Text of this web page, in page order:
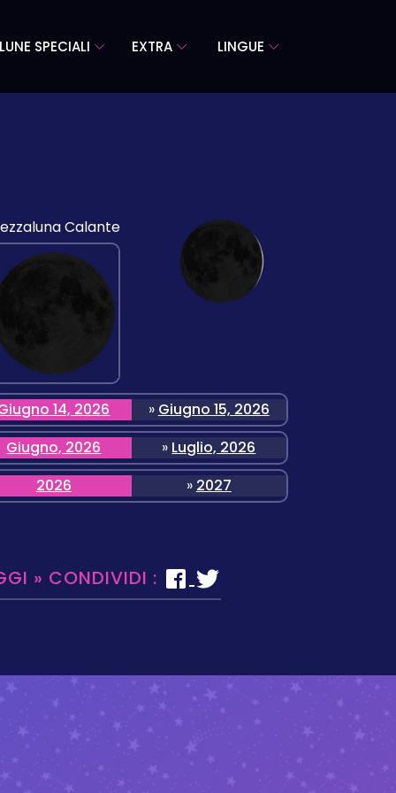
LUNE SPECIALI EXTRA LINGUE
Calante
14, 2026 » Giugno 15, 2026
Giugno, 2026
» Luglio, 2026
2026
» 2027
» CONDIVIDI :